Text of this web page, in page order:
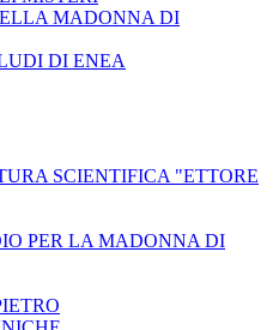
MADONNA DI
DI ENEA
SCIENTIFICA "ETTORE
PER LA MADONNA DI